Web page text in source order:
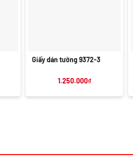
Giấy dán tường 9372-3
1.250.000₫